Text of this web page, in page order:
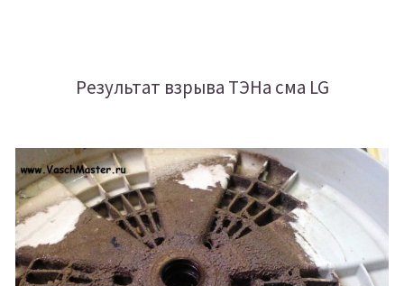
Результат взрыва ТЭНа сма LG